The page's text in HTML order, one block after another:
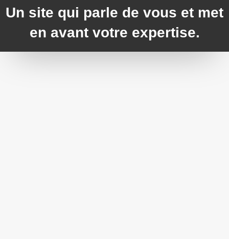
Un site qui parle de vous et met
en avant votre expertise.